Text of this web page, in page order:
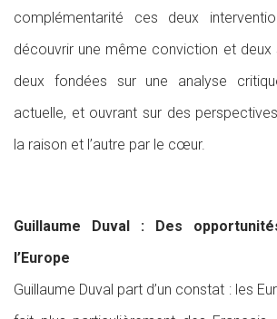
complémentarité ces deux
découvrir une même conviction et deux
deux fondées sur une analyse
actuelle, et ouvrant sur des
la raison et l’autre par le cœur.
Guillaume Duval : Des
l’Europe
Guillaume Duval part d’un constat : les